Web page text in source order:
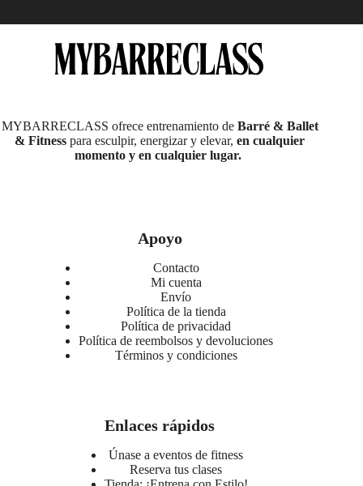
MYBARRECLASS ofrece entrenamiento deBarré & Ballet
& Fitness para esculpir, energizar y elevar,en cualquier
momento y en cualquier lugar.
Apoyo
Contacto
Mi cuenta
Envío
Política de la tienda
Política de privacidad
Política de reembolsos y devoluciones
Términos y condiciones
Enlaces rápidos
Únase a eventos de fitness
Reserva tus clases